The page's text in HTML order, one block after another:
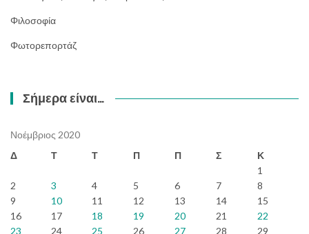
Φιλοσοφία
Φωτορεπορτάζ
Σήμερα είναι…
Νοέμβριος 2020
Δ
Τ Τ Π Π Σ
Κ
1
2
3 4 5 6 7
8
9
10 11 12 13 14
15
16
17 18 19 20 21
22
23
24 25 26 27 28
29